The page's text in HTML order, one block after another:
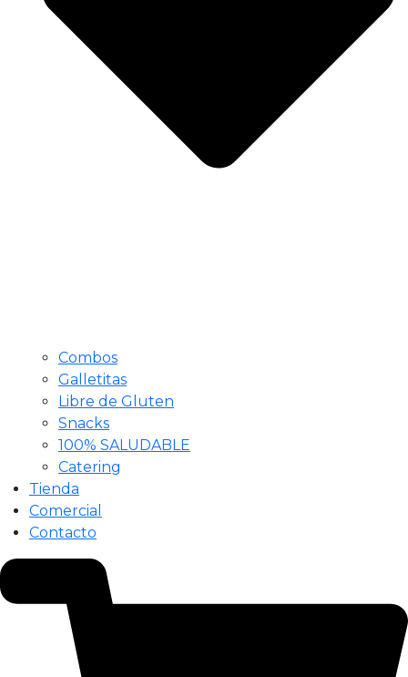
Combos
Galletitas
Libre de Gluten
Snacks
100% SALUDABLE
Catering
Tienda
Comercial
Contacto